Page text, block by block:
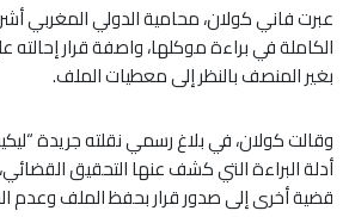
عبرت فاني كولان، محامية الدولي المغربي
الكاملة في براءة موكلها، واصفة قرار إحالته
بغير المنصف بالنظر إلى معطيات الملف.
​وقالت كولان، في بلاغ رسمي نقلته جريدة
أدلة البراءة التي كشف عنها التحقيق
قضية أخرى إلى صدور قرار بحفظ الملف وعدم